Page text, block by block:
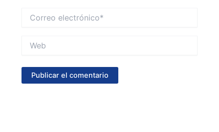
electrónico*